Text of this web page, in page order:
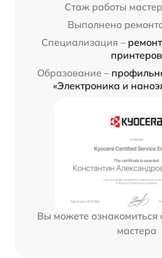
Стаж работы
Выполнено
Специализация –
принтеров
Образование –
«Электроника и
Вы можете ознакомиться
мастера